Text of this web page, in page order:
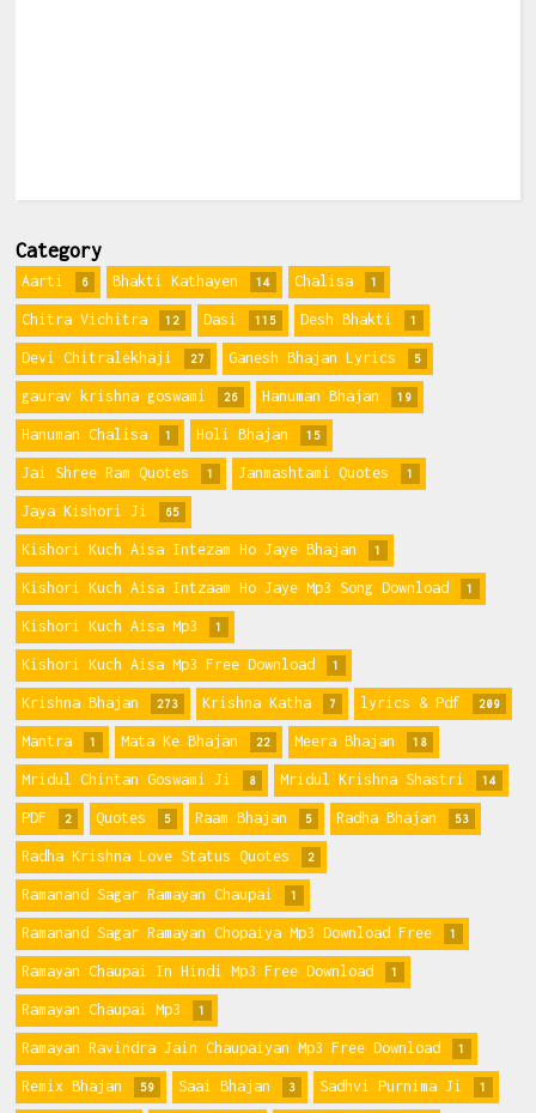
Category
Aarti 6 Bhakti Kathayen 14 Chalisa 1
Chitra Vichitra 12 Dasi 115 Desh Bhakti 1
Devi Chitralekhaji 27 Ganesh Bhajan Lyrics 5
gaurav krishna goswami 26 Hanuman Bhajan 19
Hanuman Chalisa 1 Holi Bhajan 15
Jai Shree Ram Quotes 1 Janmashtami Quotes 1
Jaya Kishori Ji 65
Kishori Kuch Aisa Intezam Ho Jaye Bhajan 1
Kishori Kuch Aisa Intzaam Ho Jaye Mp3 Song Download 1
Kishori Kuch Aisa Mp3 1
Kishori Kuch Aisa Mp3 Free Download 1
Krishna Bhajan 273 Krishna Katha 7 lyrics & Pdf 209
Mantra 1 Mata Ke Bhajan 22 Meera Bhajan 18
Mridul Chintan Goswami Ji 8 Mridul Krishna Shastri 14
PDF 2 Quotes 5 Raam Bhajan 5 Radha Bhajan 53
Radha Krishna Love Status Quotes 2
Ramanand Sagar Ramayan Chaupai 1
Ramanand Sagar Ramayan Chopaiya Mp3 Download Free 1
Ramayan Chaupai In Hindi Mp3 Free Download 1
Ramayan Chaupai Mp3 1
Ramayan Ravindra Jain Chaupaiyan Mp3 Free Download 1
Remix Bhajan 59 Saai Bhajan 3 Sadhvi Purnima Ji 1